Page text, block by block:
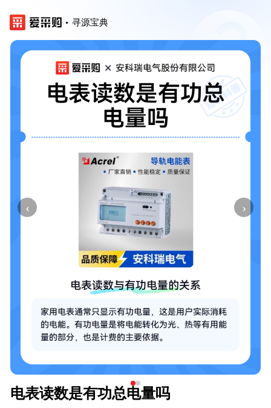
寻源宝典
‹ ›
电表读数是有功总电量吗